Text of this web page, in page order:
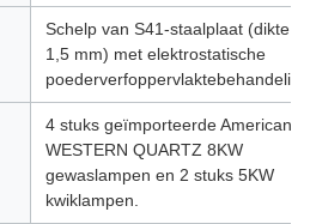
Schelp van S41-staalplaat (dikte
1,5 mm) met elektrostatische
poederverfoppervlaktebehandeling
4 stuks geïmporteerde American
WESTERN QUARTZ 8KW
gewaslampen en 2 stuks 5KW
kwiklampen.